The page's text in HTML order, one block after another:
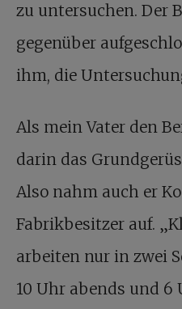
zu untersuchen. Der
gegenüber
ihm, die
Als mein Vater den
darin das
Also nahm auch er
Fabrikbesitzer auf.
arbeiten nur in zwei
10 Uhr abends und 6